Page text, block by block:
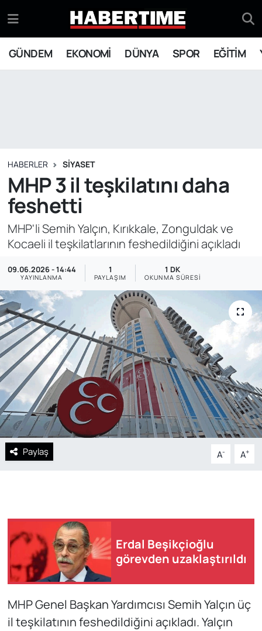
GÜNDEM EKONOMİ DÜNYA SPOR EĞİTİM
HABERLER SİYASET
MHP 3 il teşkilatını daha
feshetti
MHP'li Semih Yalçın, Kırıkkale, Zonguldak ve
Kocaeli il teşkilatlarının feshedildiğini açıkladı
09.06.2026 - 14:44
YAYINLANMA
1
PAYLAŞIM
1 DK
OKUNMA SÜRESI
Paylaş A- A+
Erdal Beşikçioğlu
görevden uzaklaştırıldı
MHP Genel Başkan Yardımcısı Semih Yalçın üç
il teşkilatının feshedildiğini açıkladı. Yalçın
EKONOMİ
EĞİTİM
YAŞAM
SİYASET
ASAYİŞ
SAĞLIK
Eskişehir Nöbetçi Eczaneler
Eskişehir Hava Durumu
Süper Lig Puan Durumu ve Fikstür
Tüm Manşetler
Son Dakika Haberleri
Haber Arşivi